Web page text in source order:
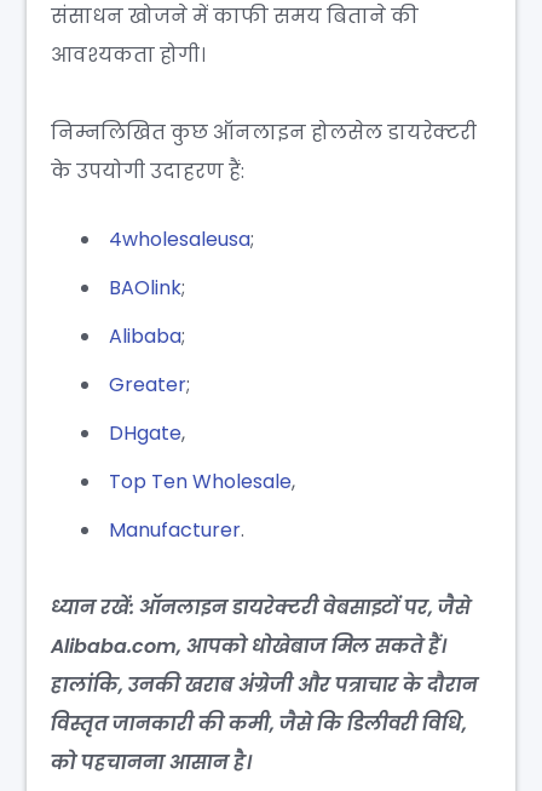
संसाधन खोजने में काफी समय बिताने की
आवश्यकता होगी।
निम्नलिखित कुछ ऑनलाइन होलसेल डायरेक्टरी
के उपयोगी उदाहरण हैं:
4wholesaleusa;
BAOlink;
Alibaba;
Greater;
DHgate,
Top Ten Wholesale,
Manufacturer.
ध्यान रखें: ऑनलाइन डायरेक्टरी वेबसाइटों पर, जैसे
Alibaba.com, आपको धोखेबाज मिल सकते हैं।
हालांकि, उनकी खराब अंग्रेजी और पत्राचार के दौरान
विस्तृत जानकारी की कमी, जैसे कि डिलीवरी विधि,
को पहचानना आसान है।